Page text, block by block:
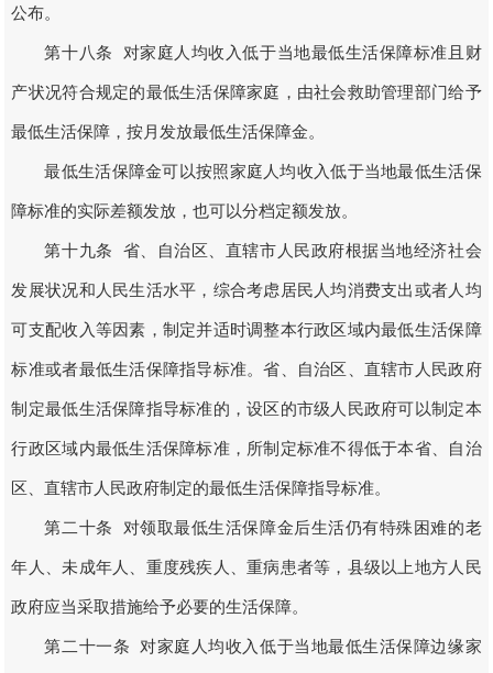
公布。
第十八条 对家庭人均收入低于当地最低生活保障标准且财
产状况符合规定的最低生活保障家庭，由社会救助管理部门给予
最低生活保障，按月发放最低生活保障金。
最低生活保障金可以按照家庭人均收入低于当地最低生活保
障标准的实际差额发放，也可以分档定额发放。
第十九条 省、自治区、直辖市人民政府根据当地经济社会
发展状况和人民生活水平，综合考虑居民人均消费支出或者人均
可支配收入等因素，制定并适时调整本行政区域内最低生活保障
标准或者最低生活保障指导标准。省、自治区、直辖市人民政府
制定最低生活保障指导标准的，设区的市级人民政府可以制定本
行政区域内最低生活保障标准，所制定标准不得低于本省、自治
区、直辖市人民政府制定的最低生活保障指导标准。
第二十条 对领取最低生活保障金后生活仍有特殊困难的老
年人、未成年人、重度残疾人、重病患者等，县级以上地方人民
政府应当采取措施给予必要的生活保障。
第二十一条 对家庭人均收入低于当地最低生活保障边缘家